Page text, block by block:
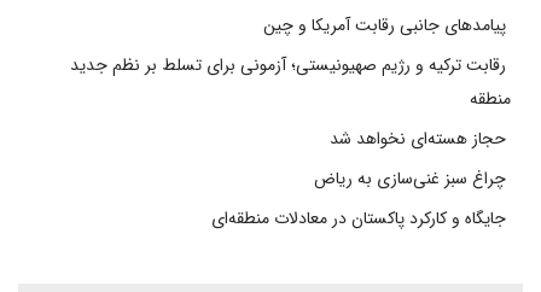
پیامدهای جانبی رقابت آمریکا و چین
رقابت ترکیه و رژیم صهیونیستی؛ آزمونی برای تسلط بر نظم جدید
منطقه
حجاز هسته‌ای نخواهد شد
چراغ سبز غنی‌سازی به ریاض
جایگاه و کارکرد پاکستان در معادلات منطقه‌ای